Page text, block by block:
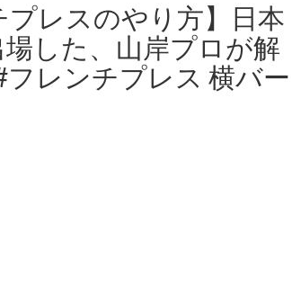
プレスのやり方】日本
した、山岸プロが解
レンチプレス 横バー